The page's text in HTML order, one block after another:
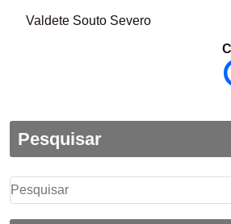
Valdete Souto Severo
Pesquisar
Pesquisar
por: